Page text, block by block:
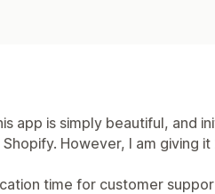
app is simply beautiful, and
However, I am giving
time for customer